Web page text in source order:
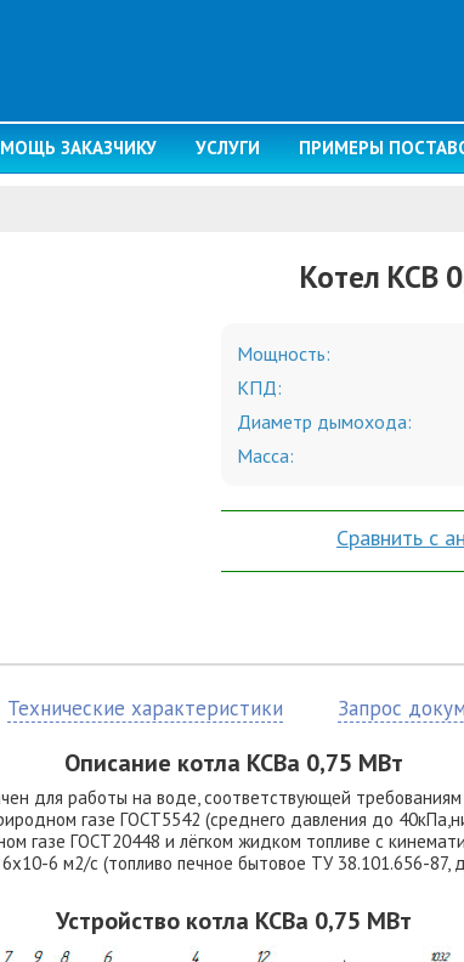
ЗАКАЗЧИКУ УСЛУГИ ПРИМЕРЫ
Котел КСВ
Мощность:
КПД:
Диаметр дымохода:
Масса:
Сравнить с
Технические характеристики Запрос
Описание котла КСВа 0,75 МВт
для работы на воде, соответствующей
газе ГОСТ5542 (среднего давления до
газе ГОСТ20448 и лёгком жидком топливе с
6 м2/с (топливо печное бытовое ТУ 38.101.656-87,
Устройство котла КСВа 0,75 МВт